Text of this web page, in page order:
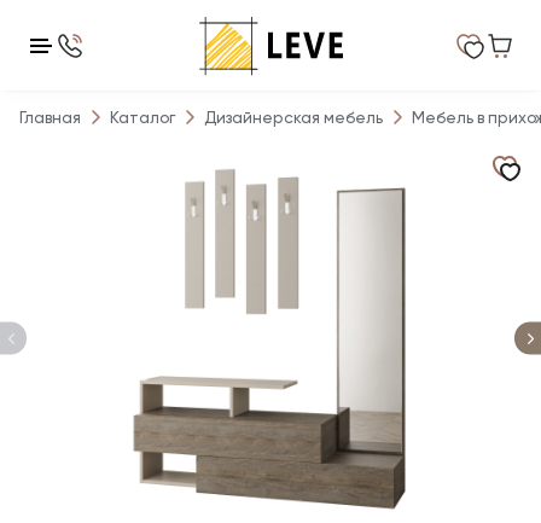
Главная Каталог Дизайнерская мебель Мебель в